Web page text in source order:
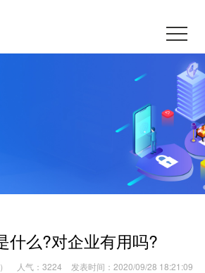
什么?对企业有用吗?
人气：3224
发表时间：2020/09/28 18:21:09